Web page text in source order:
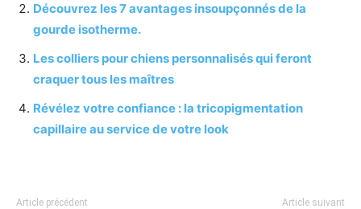
Découvrez les 7 avantages insoupçonnés de la
gourde isotherme.
Les colliers pour chiens personnalisés qui feront
craquer tous les maîtres
Révélez votre confiance : la tricopigmentation
capillaire au service de votre look
Article précédent Article suivant